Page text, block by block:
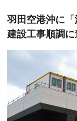
羽田空港沖に
建設工事順調に